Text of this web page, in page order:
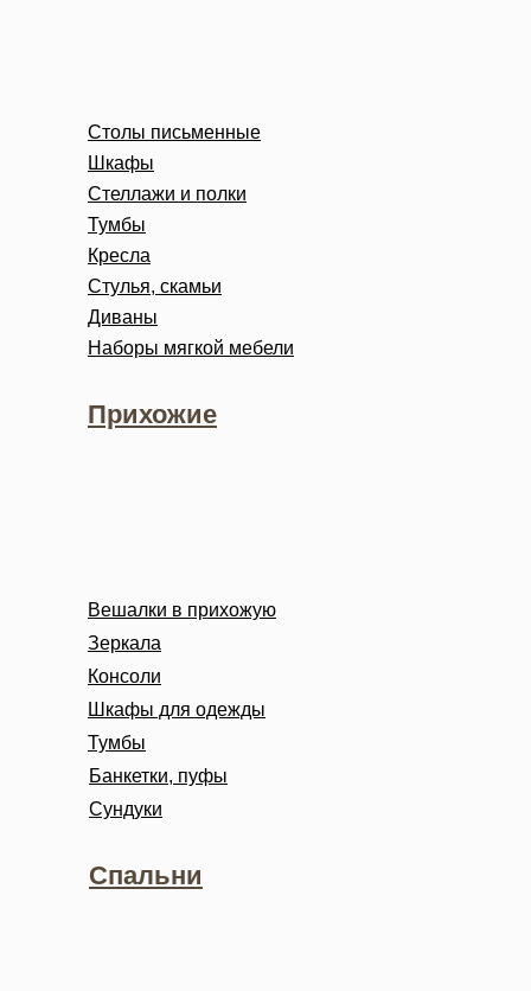
Прихожие
Вешалки в прихожую
Консоли
Зеркала
Шкафы для одежды
Тумбы
Сундуки
Банкетки, пуфы
Наборы мягкой мебели
Стулья, скамьи
Диваны
Столы письменные
Шкафы
Стеллажи и полки
Тумбы
Кресла
Спальни